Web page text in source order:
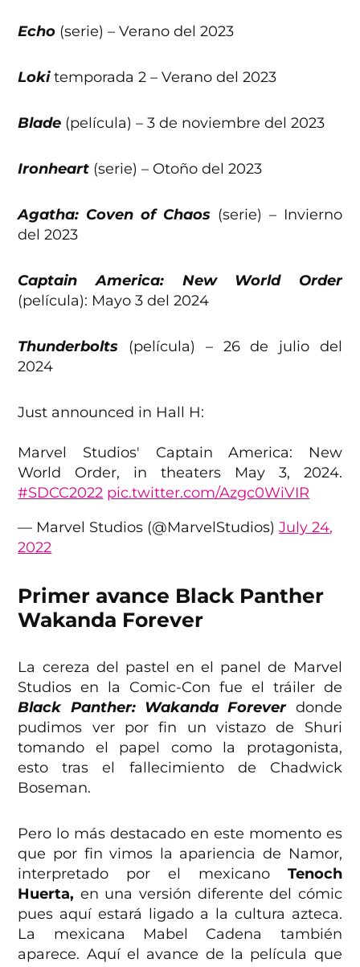
Echo (serie) – Verano del 2023
Lokitemporada 2 – Verano del 2023
Blade (película) – 3 de noviembre del 2023
Ironheart (serie) – Otoño del 2023
Agatha: Coven of Chaos (serie) – Invierno
del 2023
Captain America: New World Order
(película): Mayo 3 del 2024
Thunderbolts (película) – 26 de julio del
2024
Just announced in Hall H:
Marvel Studios' Captain America: New
World Order, in theaters May 3, 2024.
#SDCC2022 pic.twitter.com/Azgc0WiVIR
— Marvel Studios (@MarvelStudios)July 24,
2022
Primer avance Black Panther
Wakanda Forever
La cereza del pastel en el panel de Marvel
Studios en la Comic-Con fue el tráiler de
Black Panther: Wakanda Foreverdonde
pudimos ver por fin un vistazo de Shuri
tomando el papel como la protagonista,
esto tras el fallecimiento de Chadwick
Boseman.
Pero lo más destacado en este momento es
que por fin vimos la apariencia de Namor,
interpretado por el mexicano Tenoch
Huerta, en una versión diferente del cómic
pues aquí estará ligado a la cultura azteca.
La mexicana Mabel Cadena también
aparece. Aquí el avance de la película que